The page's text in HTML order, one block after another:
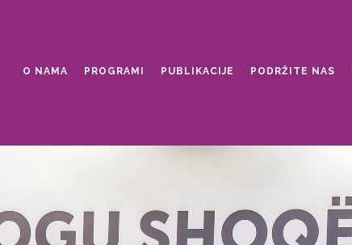
O NAMA PROGRAMI PUBLIKACIJE PODRŽITE NAS